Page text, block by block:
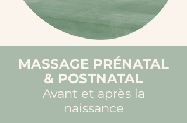
MASSAGE PRÉNATAL
& POSTNATAL
Avant et après la
naissance​